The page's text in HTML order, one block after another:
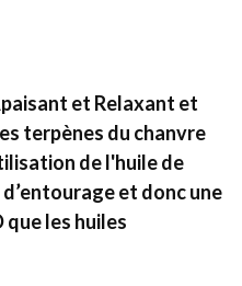
et Relaxant et
terpènes du chanvre
de l'huile de
et donc une
que les huiles